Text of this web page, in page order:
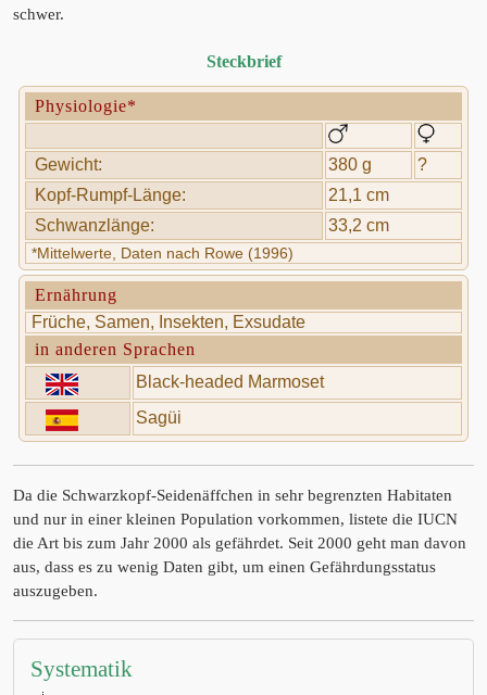
schwer.
Steckbrief
Physiologie*
Gewicht: 380 g
?
Kopf-Rumpf-Länge:
21,1 cm
Schwanzlänge:
33,2 cm
*Mittelwerte, Daten nach Rowe (1996)
Ernährung
Früche, Samen, Insekten, Exsudate
in anderen Sprachen
Black-headed Marmoset
Sagüi
Da die Schwarzkopf-Seidenäffchen in sehr begrenzten Habitaten
und nur in einer kleinen Population vorkommen, listete die IUCN
die Art bis zum Jahr 2000 als gefährdet. Seit 2000 geht man davon
aus, dass es zu wenig Daten gibt, um einen Gefährdungsstatus
auszugeben.
Systematik